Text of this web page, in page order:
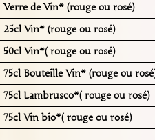
Verre de Vin* (rouge ou rosé)
25cl Vin* (rouge ou rosé)
50cl Vin*( rouge ou rosé)
75cl Bouteille Vin* (rouge ou
75cl Lambrusco*( rouge ou rosé)
75cl Vin bio*( rouge ou rosé)